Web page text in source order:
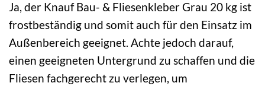
Ja, der Knauf Bau- & Fliesenkleber Grau 20 kg ist
frostbeständig und somit auch für den Einsatz im
Außenbereich geeignet. Achte jedoch darauf,
einen geeigneten Untergrund zu schaffen und die
Fliesen fachgerecht zu verlegen, um